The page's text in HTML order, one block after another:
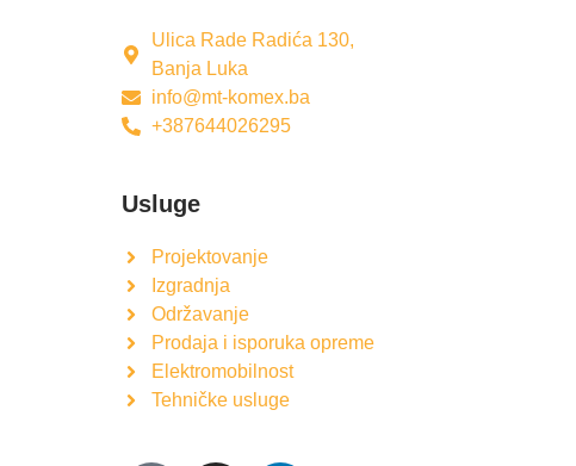
Ulica Rade Radića 130,
Banja Luka
info@mt-komex.ba
+387644026295
Usluge
Projektovanje
Izgradnja
Održavanje
Prodaja i isporuka opreme
Elektromobilnost
Tehničke usluge